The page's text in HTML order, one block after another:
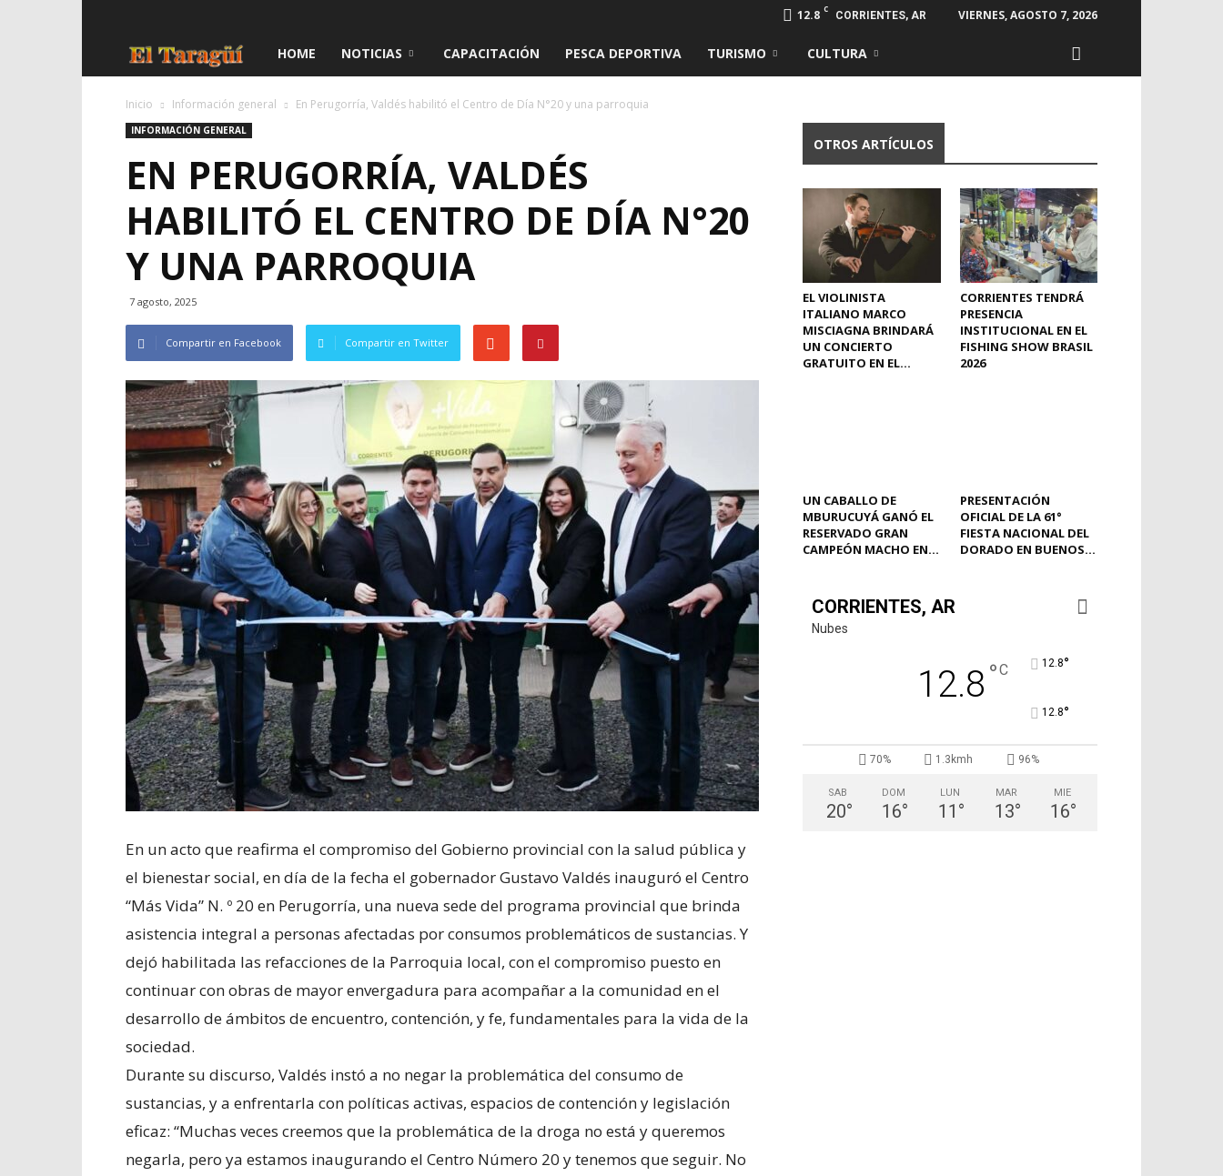
12.8 C
CORRIENTES, AR VIERNES, AGOSTO 7, 2026
Taragüí
HOME NOTICIAS CAPACITACIÓN PESCA DEPORTIVA TURISMO CULTURA
Inicio Información general En Perugorría, Valdés habilitó el Centro de Día N°20 y una parroquia
INFORMACIÓN GENERAL
EN PERUGORRÍA, VALDÉS
HABILITÓ EL CENTRO DE DÍA N°20
Y UNA PARROQUIA
7 agosto, 2025
Compartir en Facebook Compartir en Twitter
En un acto que reafirma el compromiso del Gobierno provincial con la salud pública y
el bienestar social, en día de la fecha el gobernador Gustavo Valdés inauguró el Centro
“Más Vida” N. º 20 en Perugorría, una nueva sede del programa provincial que brinda
asistencia integral a personas afectadas por consumos problemáticos de sustancias. Y
dejó habilitada las refacciones de la Parroquia local, con el compromiso puesto en
continuar con obras de mayor envergadura para acompañar a la comunidad en el
desarrollo de ámbitos de encuentro, contención, y fe, fundamentales para la vida de la
sociedad.
Durante su discurso, Valdés instó a no negar la problemática del consumo de
sustancias, y a enfrentarla con políticas activas, espacios de contención y legislación
eficaz: “Muchas veces creemos que la problemática de la droga no está y queremos
negarla, pero ya estamos inaugurando el Centro Número 20 y tenemos que seguir. No
OTROS ARTÍCULOS
EL VIOLINISTA
ITALIANO MARCO
MISCIAGNA BRINDARÁ
UN CONCIERTO
GRATUITO EN EL...
CORRIENTES TENDRÁ
PRESENCIA
INSTITUCIONAL EN EL
FISHING SHOW BRASIL
2026
UN CABALLO DE
MBURUCUYÁ GANÓ EL
RESERVADO GRAN
CAMPEÓN MACHO EN...
PRESENTACIÓN
OFICIAL DE LA 61°
FIESTA NACIONAL DEL
DORADO EN BUENOS...
CORRIENTES, AR
Nubes
12.8 °C 12.8°
12.8°
70% 1.3kmh 96%
SAB
20°
DOM
16°
LUN
11 °
MAR
13°
MIE
16°